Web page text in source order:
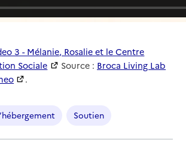
3 - Mélanie, Rosalie et le Centre
Sociale
Source : Broca Living Lab
.
Soutien